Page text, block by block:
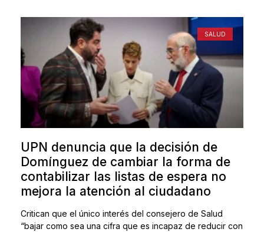
SALUD
UPN denuncia que la decisión de
Domínguez de cambiar la forma de
contabilizar las listas de espera no
mejora la atención al ciudadano
Critican que el único interés del consejero de Salud
“bajar como sea una cifra que es incapaz de reducir con